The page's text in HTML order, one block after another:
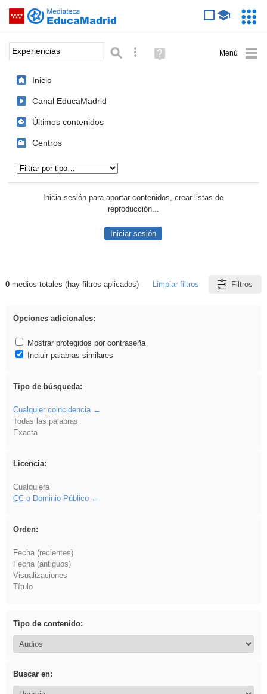
Saltar navegación
Palabra o frase: Búsqueda avanzada
Ayuda
(en
Inicio
Canal EducaMadrid
Últimos contenidos
Centros
Inicia sesión para aportar contenidos, crear listas de
reproducción...
Iniciar sesión
Resultados de: Experiencias
0medios totales (hay filtros aplicados) Limpiar filtros Filtros
Opciones adicionales:
Mostrar protegidos por contraseña
Incluir palabras similares
Tipo de búsqueda:
Cualquier coincidencia
Todas las palabras
Exacta
Licencia:
Cualquiera
CCo Dominio Público
Orden:
Fecha (recientes)
Fecha (antiguos)
Visualizaciones
Título
Tipo de contenido:
Buscar en: